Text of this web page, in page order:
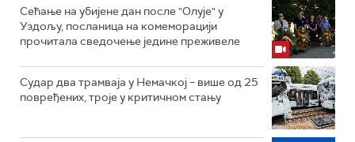
Сећање на убијене дан после "Олује" у
Уздољу, посланица на комеморацији
прочитала сведочење једине преживеле
Судар два трамваја у Немачкој – више од 25
повређених, троје у критичном стању